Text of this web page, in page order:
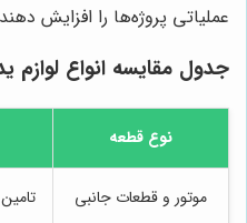
عملیاتی پروژه‌ها را افزایش
جدول مقایسه انواع
نوع قطعه
موتور و قطعات جانبی